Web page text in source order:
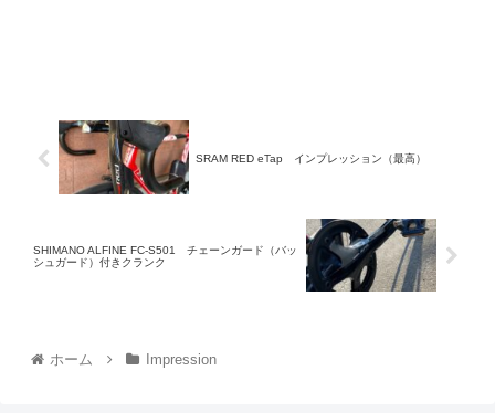
SRAM RED eTap インプレッション（最高）
SHIMANO ALFINE FC-S501 チェーンガード（バッ
シュガード）付きクランク
ホーム Impression